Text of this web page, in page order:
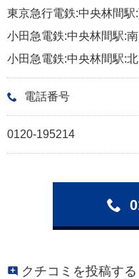
東京急行電鉄:中央林間駅
小田急電鉄:中央林間駅:
小田急電鉄:中央林間駅:
電話番号
0120-195214
クチコミを投稿する